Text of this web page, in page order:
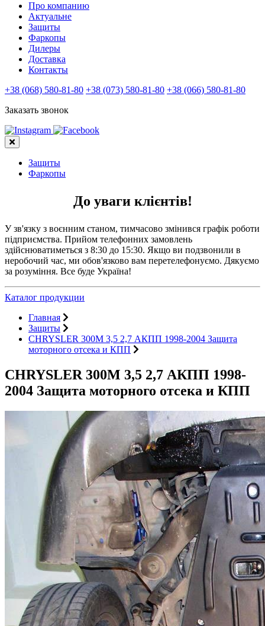
Про компанию
Актуальне
Защиты
Фаркопы
Дилеры
Доставка
Контакты
+38 (068) 580-81-80 +38 (073) 580-81-80 +38 (066) 580-81-80
Заказать звонок
Защиты
Фаркопы
До уваги клієнтів!
У зв'язку з воєнним станом, тимчасово змінився графік роботи
підприємства. Прийом телефонних замовлень
здійснюватиметься з 8:30 до 15:30. Якщо ви подзвонили в
неробочий час, ми обов'язково вам перетелефонуємо. Дякуємо
за розуміння. Все буде Україна!
Каталог продукции
Главная
Защиты
CHRYSLER 300M 3,5 2,7 АКПП 1998-2004 Защита
моторного отсека и КПП
CHRYSLER 300M 3,5 2,7 АКПП 1998-
2004 Защита моторного отсека и КПП